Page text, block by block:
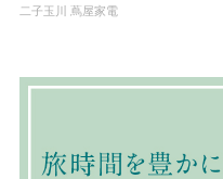
二子玉川 蔦屋家電